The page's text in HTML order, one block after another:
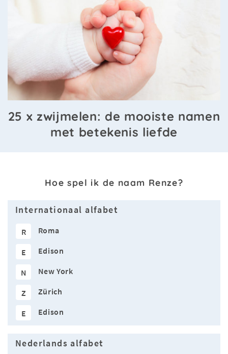
25 x zwijmelen: de mooiste namen
met betekenis liefde
Hoe spel ik de naam Renze?
Internationaal alfabet
R Roma
E Edison
N New York
Z Zürich
E Edison
Nederlands alfabet